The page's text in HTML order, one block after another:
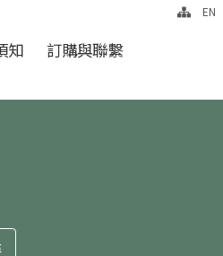
知 訂購與聯繫
EN